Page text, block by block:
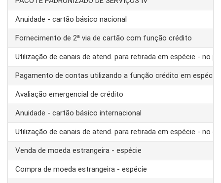
Anuidade - cartão básico nacional
Fornecimento de 2ª via de cartão com função crédito
Utilização de canais de atend. para retirada em espécie - no
Pagamento de contas utilizando a função crédito em espécie
Avaliação emergencial de crédito
Anuidade - cartão básico internacional
Utilização de canais de atend. para retirada em espécie - no
Venda de moeda estrangeira - espécie
Compra de moeda estrangeira - espécie